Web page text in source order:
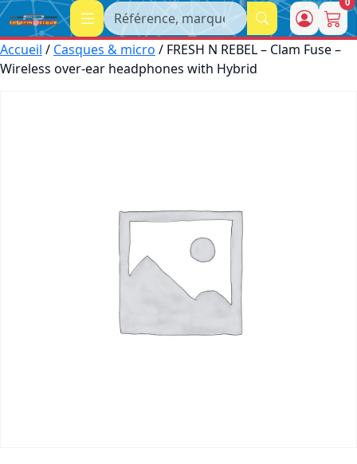
Recherche
Accueil / Casques & micro / FRESH N REBEL – Clam Fuse –
Wireless over-ear headphones with Hybrid